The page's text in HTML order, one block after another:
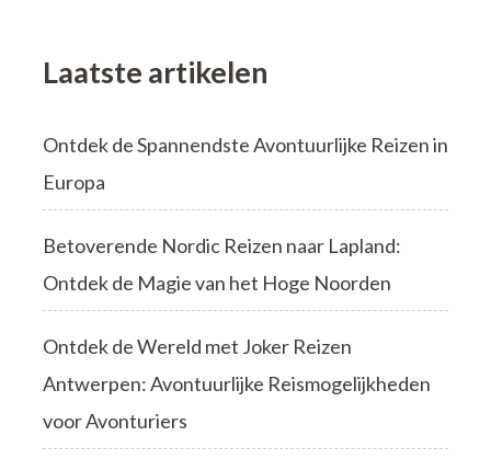
Laatste artikelen
Ontdek de Spannendste Avontuurlijke Reizen in
Europa
Betoverende Nordic Reizen naar Lapland:
Ontdek de Magie van het Hoge Noorden
Ontdek de Wereld met Joker Reizen
Antwerpen: Avontuurlijke Reismogelijkheden
voor Avonturiers